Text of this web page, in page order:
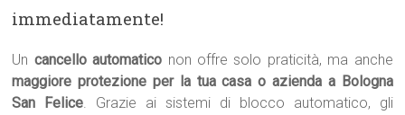
immediatamente!
Un cancello automatico non offre solo praticità, ma anche
maggiore protezione per la tua casa o azienda a Bologna
San Felice. Grazie ai sistemi di blocco automatico, gli